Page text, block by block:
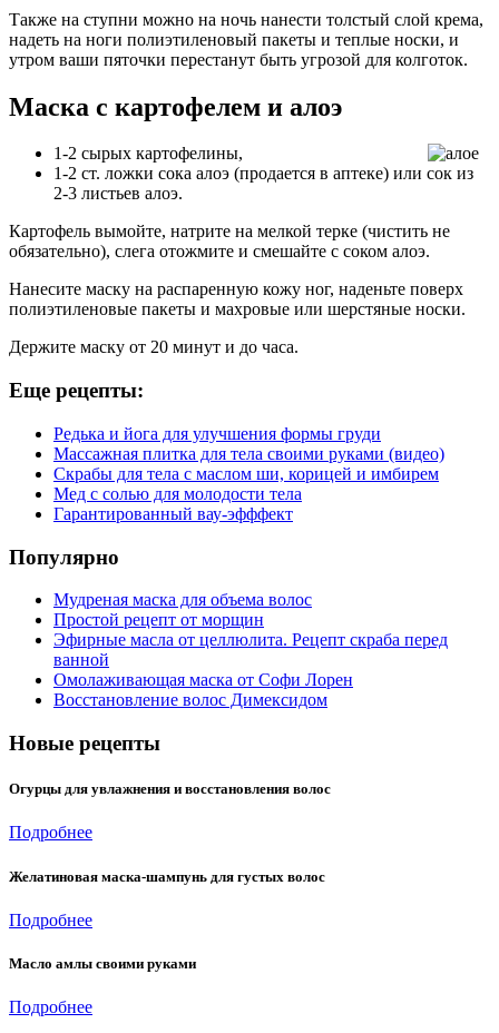
Также на ступни можно на ночь нанести толстый слой крема,
надеть на ноги полиэтиленовый пакеты и теплые носки, и
утром ваши пяточки перестанут быть угрозой для колготок.
Маска с картофелем и алоэ
1-2 сырых картофелины,
1-2 ст. ложки сока алоэ (продается в аптеке) или сок из
2-3 листьев алоэ.
Картофель вымойте, натрите на мелкой терке (чистить не
обязательно), слега отожмите и смешайте с соком алоэ.
Нанесите маску на распаренную кожу ног, наденьте поверх
полиэтиленовые пакеты и махровые или шерстяные носки.
Держите маску от 20 минут и до часа.
Еще рецепты:
Редька и йога для улучшения формы груди
Массажная плитка для тела своими руками (видео)
Скрабы для тела с маслом ши, корицей и имбирем
Мед с солью для молодости тела
Гарантированный вау-эфффект
Популярно
Мудреная маска для объема волос
Простой рецепт от морщин
Эфирные масла от целлюлита. Рецепт скраба перед
ванной
Омолаживающая маска от Софи Лорен
Восстановление волос Димексидом
Новые рецепты
Огурцы для увлажнения и восстановления волос
Подробнее
Желатиновая маска-шампунь для густых волос
Подробнее
Масло амлы своими руками
Подробнее